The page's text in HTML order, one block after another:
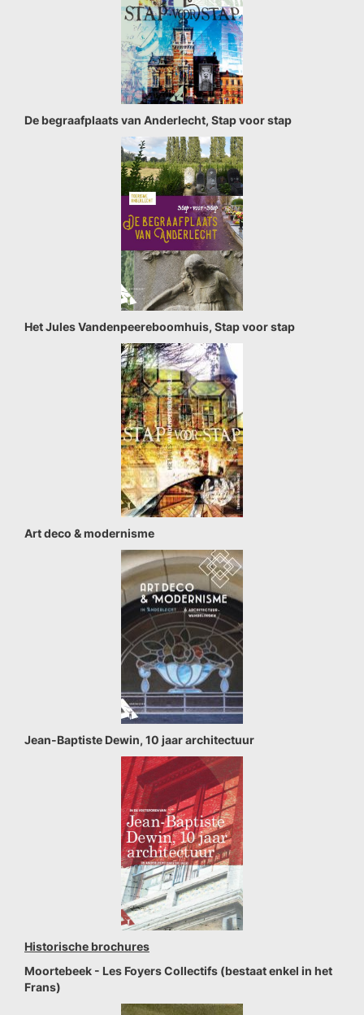
De begraafplaats van Anderlecht, Stap voor stap
Het Jules Vandenpeereboomhuis, Stap voor stap
Art deco & modernisme
Jean-Baptiste Dewin, 10 jaar architectuur
Historische brochures
Moortebeek - Les Foyers Collectifs (bestaat enkel in het
Frans)